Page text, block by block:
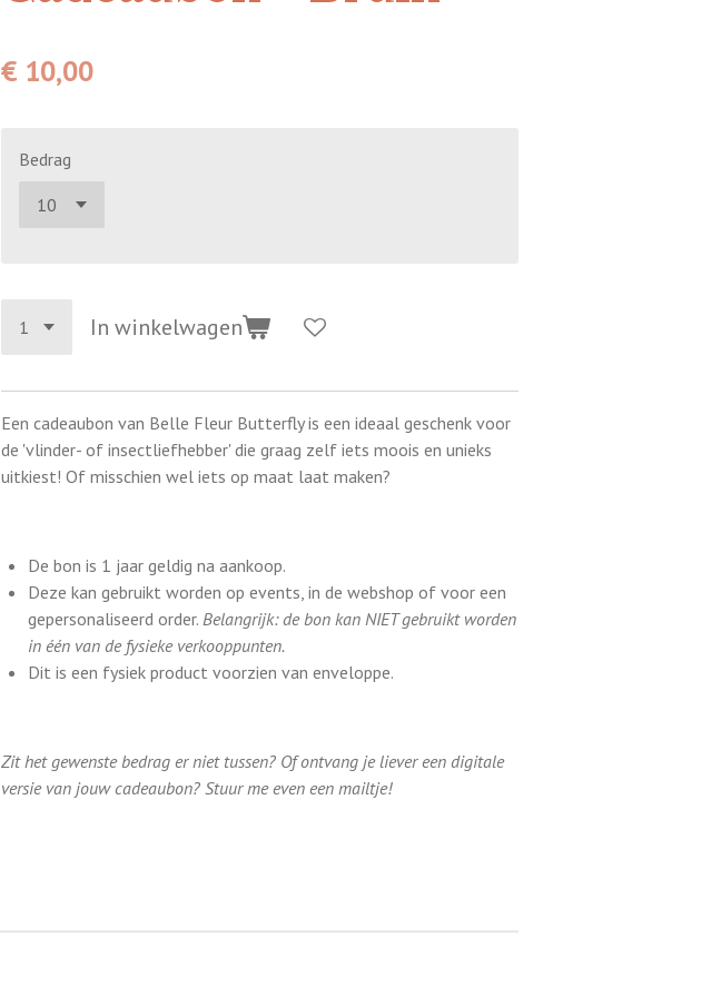
€ 10,00
Bedrag
In winkelwagen
Een cadeaubon van Belle Fleur Butterfly is een ideaal geschenk voor
de 'vlinder- of insectliefhebber' die graag zelf iets moois en unieks
uitkiest! Of misschien wel iets op maat laat maken?
De bon is 1 jaar geldig na aankoop.
Deze kan gebruikt worden op events, in de webshop of voor een
gepersonaliseerd order. Belangrijk: de bon kan NIET gebruikt worden
in één van de fysieke verkooppunten.
Dit is een fysiek product voorzien van enveloppe.
Zit het gewenste bedrag er niet tussen? Of ontvang je liever een digitale
versie van jouw cadeaubon? Stuur me even een mailtje!